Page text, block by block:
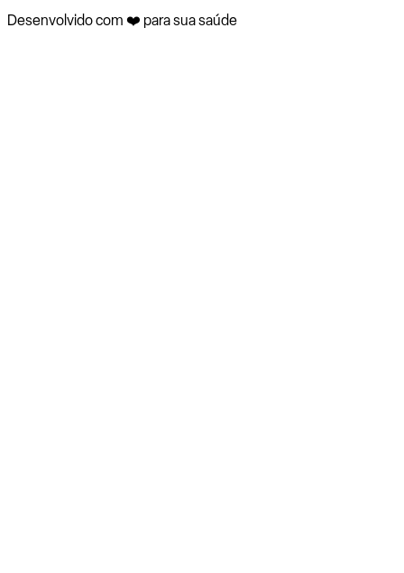
Desenvolvido com ❤️ para sua saúde